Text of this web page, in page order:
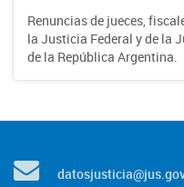
Renuncias de jueces,
la Justicia Federal y de la
de la República Argentina.